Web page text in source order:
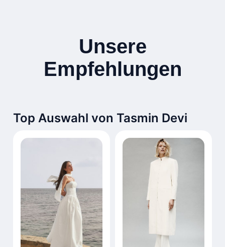
Unsere
Empfehlungen
Top Auswahl von Tasmin Devi